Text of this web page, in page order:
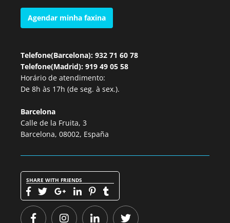
Agendar minha faxina
Telefone(Barcelona): 932 71 60 78
Telefone(Madrid): 919 49 05 58
Horário de atendimento:
De 8h às 17h (de seg. à sex.).
Barcelona
Calle de la Fruita, 3
Barcelona, 08002, España
SHARE WITH FRIENDS